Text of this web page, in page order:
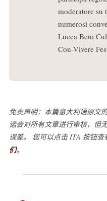
moderatore su
numerosi
Lucca Beni
Con-Vivere
免责声明：本篇意大利语原文
诺会对所有文章进行审核，但
误差。 您可以点击 ITA 按钮查
们。